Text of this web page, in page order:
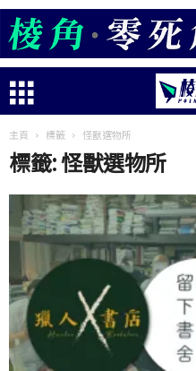
主頁 標籤 怪獸選物所
標籤: 怪獸選物所